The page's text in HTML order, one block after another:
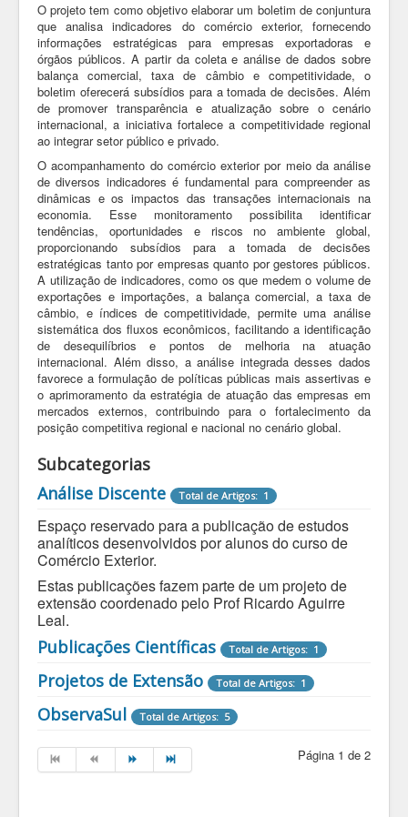
O projeto tem como objetivo elaborar um boletim de conjuntura
que analisa indicadores do comércio exterior, fornecendo
informações estratégicas para empresas exportadoras e
órgãos públicos. A partir da coleta e análise de dados sobre
balança comercial, taxa de câmbio e competitividade, o
boletim oferecerá subsídios para a tomada de decisões. Além
de promover transparência e atualização sobre o cenário
internacional, a iniciativa fortalece a competitividade regional
ao integrar setor público e privado.
O acompanhamento do comércio exterior por meio da análise
de diversos indicadores é fundamental para compreender as
dinâmicas e os impactos das transações internacionais na
economia. Esse monitoramento possibilita identificar
tendências, oportunidades e riscos no ambiente global,
proporcionando subsídios para a tomada de decisões
estratégicas tanto por empresas quanto por gestores públicos.
A utilização de indicadores, como os que medem o volume de
exportações e importações, a balança comercial, a taxa de
câmbio, e índices de competitividade, permite uma análise
sistemática dos fluxos econômicos, facilitando a identificação
de desequilíbrios e pontos de melhoria na atuação
internacional. Além disso, a análise integrada desses dados
favorece a formulação de políticas públicas mais assertivas e
o aprimoramento da estratégia de atuação das empresas em
mercados externos, contribuindo para o fortalecimento da
posição competitiva regional e nacional no cenário global.
Subcategorias
Análise Discente
Total de Artigos: 1
Espaço reservado para a publicação de estudos
analíticos desenvolvidos por alunos do curso de
Comércio Exterior.
Estas publicações fazem parte de um projeto de
extensão coordenado pelo Prof Ricardo Aguirre
Leal.
Publicações Científicas Total de Artigos: 1
Projetos de Extensão Total de Artigos: 1
ObservaSul Total de Artigos: 5
Página 1 de 2